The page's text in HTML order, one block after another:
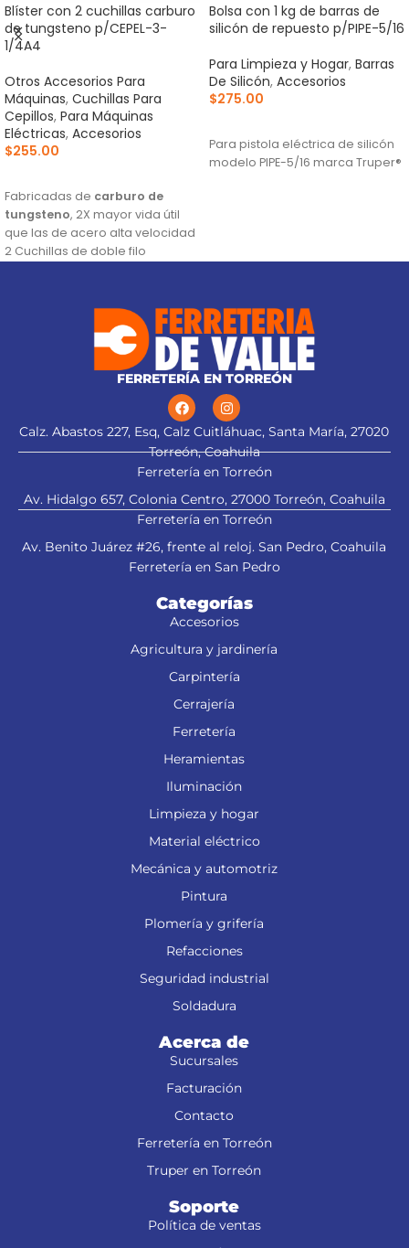
Blíster con 2 cuchillas carburo
de tungsteno p/CEPEL-3-
1/4A4
Otros Accesorios Para
Máquinas, Cuchillas Para
Cepillos, Para Máquinas
Eléctricas, Accesorios
$255.00
Fabricadas de carburo de
tungsteno, 2X mayor vida útil
que las de acero alta velocidad
2 Cuchillas de doble filo
3-1/4N, CEPEL-3-1/4A4 y CEPEL-3-
1/4A3 (Descontinuado) marca
Este producto sustituye a: CU-
CEPEL-3-1/4X (13092)
Bolsa con 1 kg de barras de
silicón de repuesto p/PIPE-5/16
Para Limpieza y Hogar, Barras
De Silicón, Accesorios
$275.00
Para pistola eléctrica de silicón
modelo PIPE-5/16 marca Truper®
FERRETERÍA EN TORREÓN
Calz. Abastos 227, Esq, Calz Cuitláhuac, Santa María, 27020
Torreón, Coahuila
Ferretería en Torreón
Av. Hidalgo 657, Colonia Centro, 27000 Torreón, Coahuila
Ferretería en Torreón
Av. Benito Juárez #26, frente al reloj. San Pedro, Coahuila
Ferretería en San Pedro
Categorías
Accesorios
Agricultura y jardinería
Carpintería
Cerrajería
Ferretería
Heramientas
Iluminación
Limpieza y hogar
Material eléctrico
Mecánica y automotriz
Pintura
Plomería y grifería
Refacciones
Seguridad industrial
Soldadura
Acerca de
Sucursales
Facturación
Contacto
Ferretería en Torreón
Truper en Torreón
Soporte
Política de ventas